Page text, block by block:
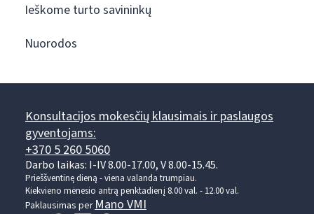
Ieškome turto savininkų
Nuorodos
Konsultacijos mokesčių klausimais ir paslaugos
gyventojams:
+370 5 260 5060
Darbo laikas: I-IV 8.00-17.00, V 8.00-15.45.
Prieššventinę dieną - viena valanda trumpiau.
Kiekvieno mėnesio antrą penktadienį 8.00 val. - 12.00 val.
Paklausimas per Mano VMI